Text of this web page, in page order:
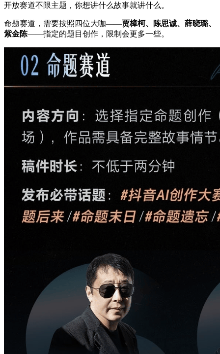
开放赛道不限主题，你想讲什么故事就讲什么。
命题赛道，需要按照四位大咖——贾樟柯、陈思诚、薛晓璐、
紫金陈——指定的题目创作，限制会更多一些。